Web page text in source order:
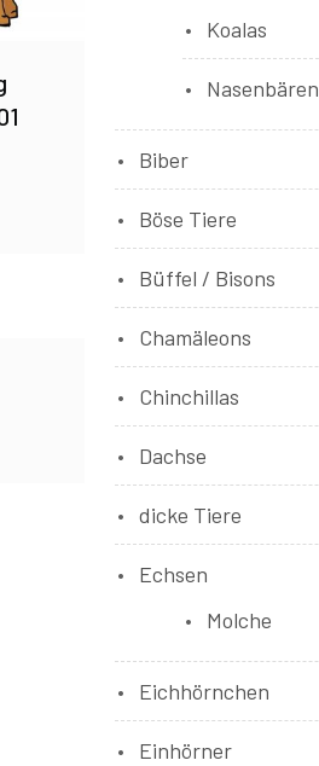
Koalas
Nasenbären
Biber
Böse Tiere
Büffel / Bisons
Chamäleons
Chinchillas
Dachse
dicke Tiere
Echsen
Molche
Eichhörnchen
Einhörner